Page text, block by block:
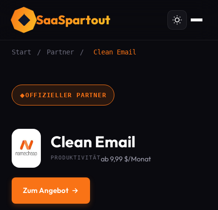
SaaSpartout
Start / Partner / Clean Email
◆OFFIZIELLER PARTNER
Clean Email
PRODUKTIVITÄTab 9,99 $/Monat
Zum Angebot →